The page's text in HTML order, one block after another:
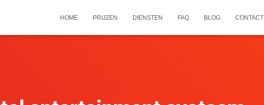
HOME PRIJZEN DIENSTEN FAQ BLOG CONTACT